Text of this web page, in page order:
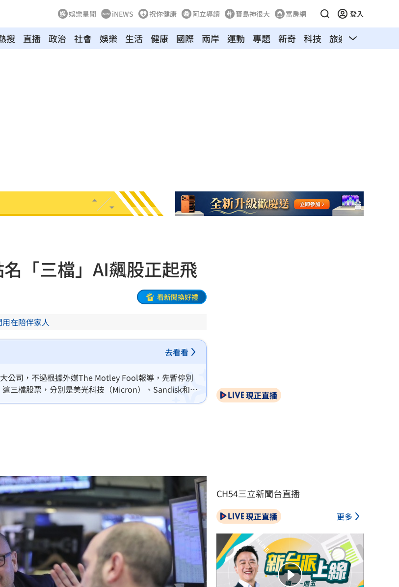
娛樂星聞 iNEWS 祝你健康 阿立導讀 寶島神很大 富房網 登入
搜 直播 政治 社會 娛樂 生活 健康 國際 兩岸 運動 專題 新奇 科技 旅遊 汽車
「三檔」AI飆股正起飛
看新聞換好禮
在陪伴家人
去看看
公司，不過根據外媒The Motley Fool報導，先暫停別
三檔股票，分別是美光科技（Micron）、Sandisk和
現正直播
CH54三立新聞台直播
現正直播 更多